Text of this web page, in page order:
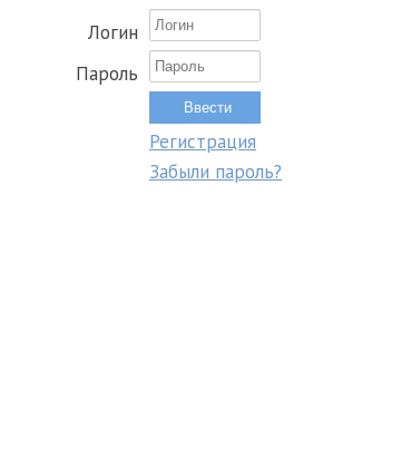
Логин
Пароль
Регистрация
Забыли пароль?